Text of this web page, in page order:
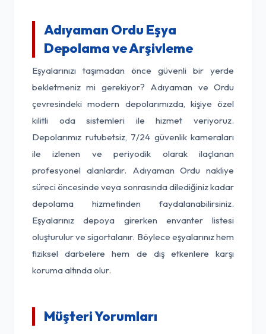
Adıyaman Ordu Eşya
Depolama ve Arşivleme
Eşyalarınızı taşımadan önce güvenli bir yerde
bekletmeniz mi gerekiyor? Adıyaman ve Ordu
çevresindeki modern depolarımızda, kişiye özel
kilitli oda sistemleri ile hizmet veriyoruz.
Depolarımız rutubetsiz, 7/24 güvenlik kameraları
ile izlenen ve periyodik olarak ilaçlanan
profesyonel alanlardır. Adıyaman Ordu nakliye
süreci öncesinde veya sonrasında dilediğiniz kadar
depolama hizmetinden faydalanabilirsiniz.
Eşyalarınız depoya girerken envanter listesi
oluşturulur ve sigortalanır. Böylece eşyalarınız hem
fiziksel darbelere hem de dış etkenlere karşı
koruma altında olur.
Müşteri Yorumları